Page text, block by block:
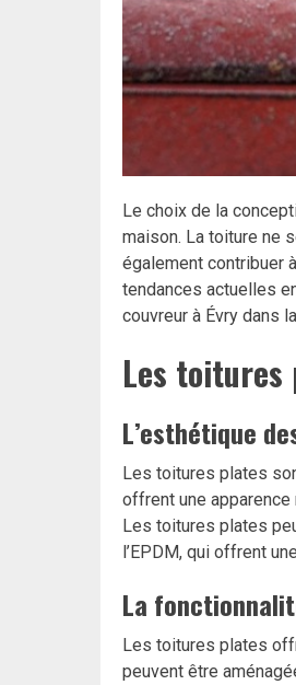
Le choix de la
maison. La toiture ne
également contribuer
tendances actuelles
couvreur à Évry dans
Les toitures
L’esthétique
Les toitures plates
offrent une apparence
Les toitures plates
l’EPDM, qui offrent
La
Les toitures plates
peuvent être